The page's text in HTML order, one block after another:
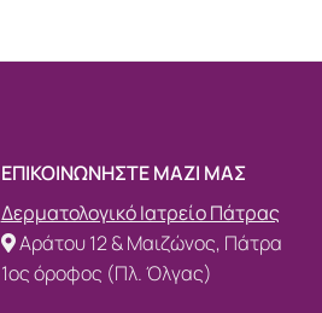
ΕΠΙΚΟΙΝΩΝΗΣΤΕ ΜΑΖΙ ΜΑΣ
Δερματολογικό Ιατρείο Πάτρας
Αράτου 12 & Μαιζώνος, Πάτρα
1ος όροφος (Πλ. Όλγας)